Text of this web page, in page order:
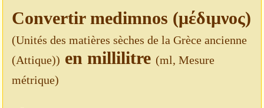
Convertir medimnos (μέδιμνος)
(Unités des matières sèches de la Grèce ancienne
(Attique)) en millilitre (ml, Mesure
métrique)